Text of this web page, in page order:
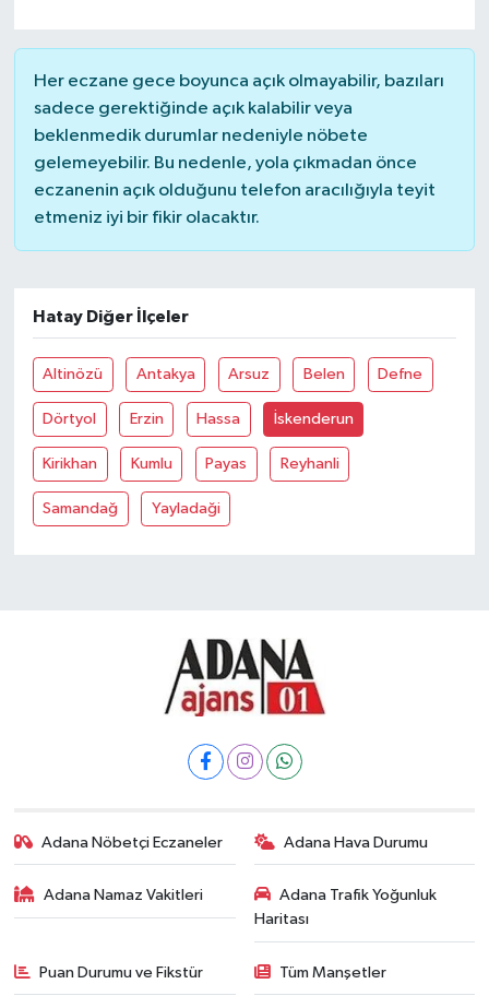
Her eczane gece boyunca açık olmayabilir, bazıları
sadece gerektiğinde açık kalabilir veya
beklenmedik durumlar nedeniyle nöbete
gelemeyebilir. Bu nedenle, yola çıkmadan önce
eczanenin açık olduğunu telefon aracılığıyla teyit
etmeniz iyi bir fikir olacaktır.
Hatay Diğer İlçeler
Altinözü Antakya Arsuz Belen Defne
Dörtyol Erzin Hassa İskenderun
Kirikhan Kumlu Payas Reyhanli
Samandağ Yayladaği
Adana Nöbetçi Eczaneler Adana Hava Durumu
Adana Namaz Vakitleri
Adana Trafik Yoğunluk
Haritası
Puan Durumu ve Fikstür Tüm Manşetler